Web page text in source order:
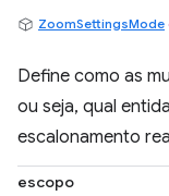
ZoomSettingsMode
Define como as
ou seja, qual
escalonamento
escopo